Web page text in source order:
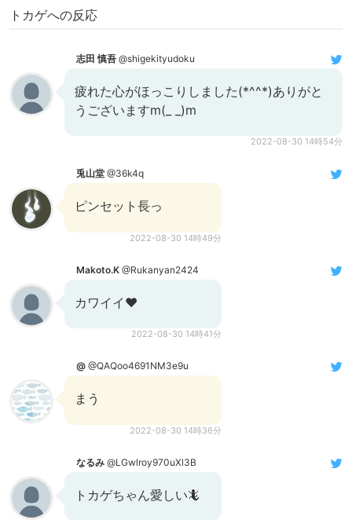
トカゲへの反応
志田 慎吾 @shigekityudoku
疲れた心がほっこりしました(*^^*)ありがと
うございますm(_ _)m
2022-08-30 14時54分
兎山堂 @36k4q
ピンセット長っ
2022-08-30 14時49分
Makoto.K @Rukanyan2424
カワイイ❤
2022-08-30 14時41分
@ @QAQoo4691NM3e9u
まう
2022-08-30 14時36分
なるみ @LGwlroy970uXl3B
トカゲちゃん愛しい🦎